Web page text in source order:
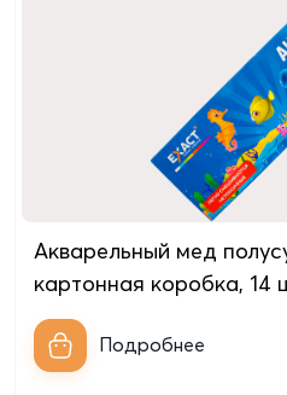
Акварельный мед
картонная коробкa, 14
Подробнее